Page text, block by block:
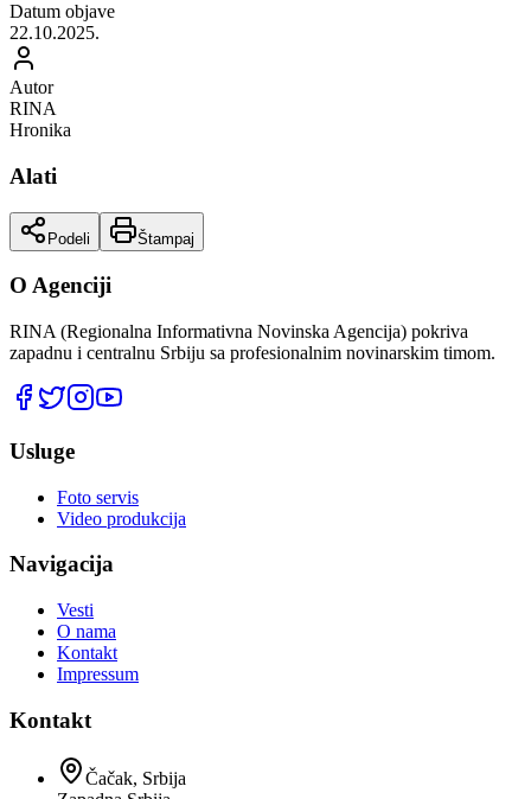
Datum objave
22.10.2025.
Autor
RINA
Hronika
Alati
Podeli Štampaj
O Agenciji
RINA (Regionalna Informativna Novinska Agencija) pokriva
zapadnu i centralnu Srbiju sa profesionalnim novinarskim timom.
Usluge
Foto servis
Video produkcija
Navigacija
Vesti
O nama
Kontakt
Impressum
Kontakt
Čačak, Srbija